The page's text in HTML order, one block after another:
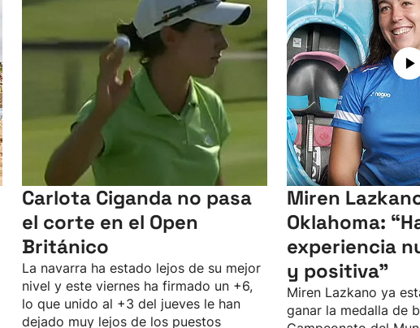
Carlota Ciganda no pasa
el corte en el Open
Británico
La navarra ha estado lejos de su mejor
nivel y este viernes ha firmado un +6,
lo que unido al +3 del jueves le han
dejado muy lejos de los puestos
Miren
Oklahoma:
experiencia
y positiva"
Miren Lazkano ya
ganar la medalla de